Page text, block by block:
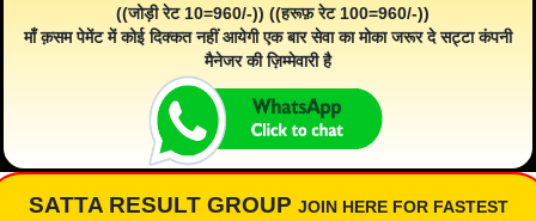
((जोड़ी रेट 10=960/-)) ((हरूफ़ रेट 100=960/-))
माँ क़सम पेमेंट में कोई दिक्कत नहीं आयेगी एक बार सेवा का मोका जरूर दे सट्टा कंपनी
मैनेजर की ज़िम्मेवारी है
SATTA RESULT GROUP JOIN HERE FOR FASTEST